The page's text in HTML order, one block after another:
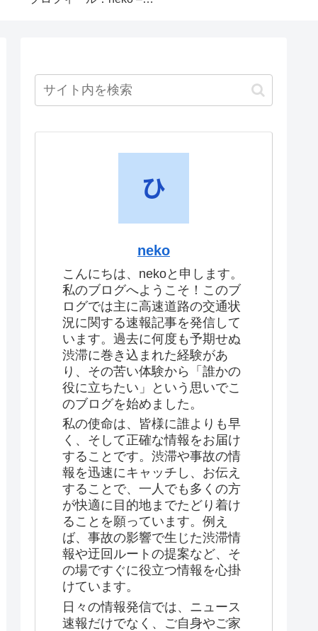
neko
こんにちは、nekoと申します。
私のブログへようこそ！このブ
ログでは主に高速道路の交通状
況に関する速報記事を発信して
います。過去に何度も予期せぬ
渋滞に巻き込まれた経験があ
り、その苦い体験から「誰かの
役に立ちたい」という思いでこ
のブログを始めました。
私の使命は、皆様に誰よりも早
く、そして正確な情報をお届け
することです。渋滞や事故の情
報を迅速にキャッチし、お伝え
することで、一人でも多くの方
が快適に目的地までたどり着け
ることを願っています。例え
ば、事故の影響で生じた渋滞情
報や迂回ルートの提案など、そ
の場ですぐに役立つ情報を心掛
けています。
日々の情報発信では、ニュース
速報だけでなく、ご自身やご家